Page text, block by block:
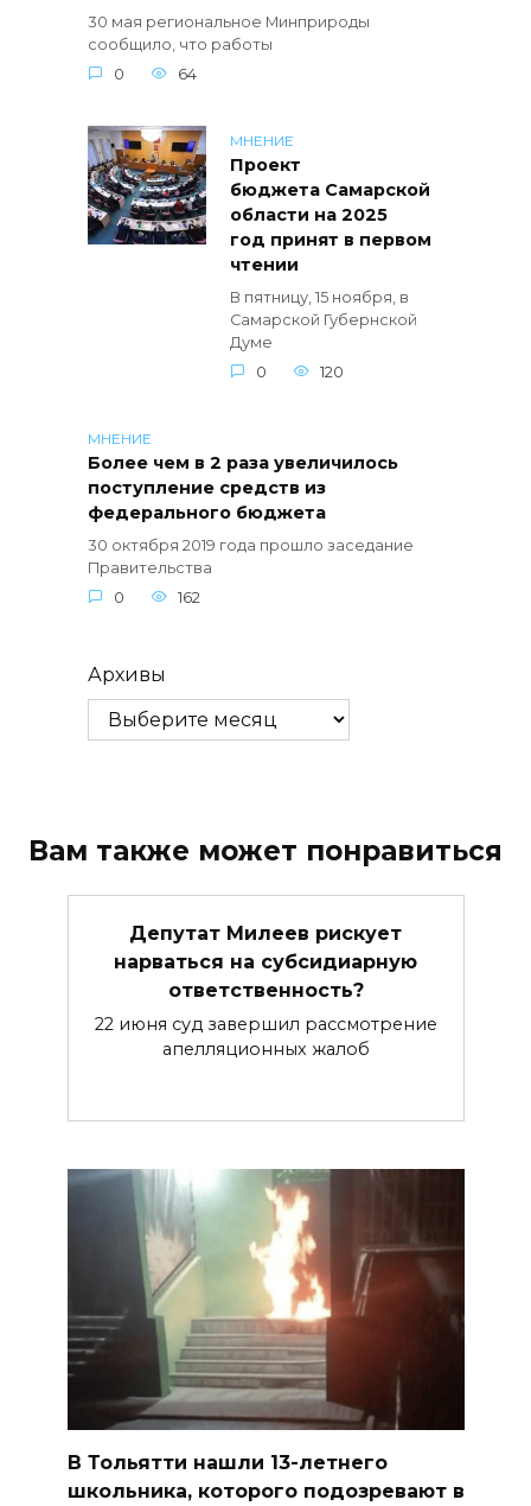
30 мая региональное Минприроды
сообщило, что работы
0
64
МНЕНИЕ
Проект
бюджета Самарской
области на 2025
год принят в первом
чтении
В пятницу, 15 ноября, в
Самарской Губернской
Думе
0
120
МНЕНИЕ
Более чем в 2 раза увеличилось
поступление средств из
федерального бюджета
30 октября 2019 года прошло заседание
Правительства
0
162
Архивы
Вам также может понравиться
Депутат Милеев рискует
нарваться на субсидиарную
ответственность?
22 июня суд завершил рассмотрение
апелляционных жалоб
В Тольятти нашли 13-летнего
школьника, которого подозревают в